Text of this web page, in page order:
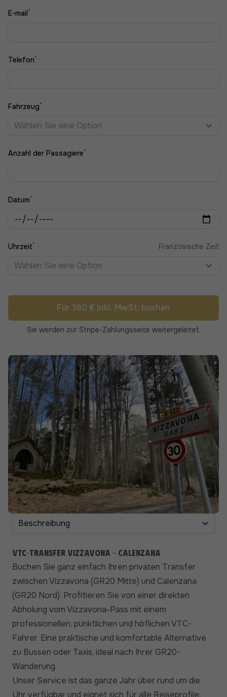
E-mail*
Telefon*
Fahrzeug*
Wählen Sie eine Option
Anzahl der Passagiere*
Datum*
Uhrzeit* Französische Zeit
Wählen Sie eine Option
Für 360 € inkl. MwSt. buchen
Sie werden zur Stripe-Zahlungsseite weitergeleitet.
VTC-Transfer Vizzavona - Calenzana
Buchen Sie ganz einfach Ihren privaten Transfer
zwischen Vizzavona (GR20 Mitte) und Calenzana
(GR20 Nord). Profitieren Sie von einer direkten
Abholung vom Vizzavona-Pass mit einem
professionellen, pünktlichen und höflichen VTC-
Fahrer. Eine praktische und komfortable Alternative
zu Bussen oder Taxis, ideal nach Ihrer GR20-
Wanderung.
Unser Service ist das ganze Jahr über rund um die
Uhr verfügbar und eignet sich für alle Reiseprofile: